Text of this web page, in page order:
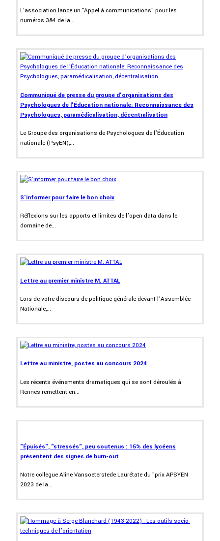
L'association lance un "Appel à communications" pour les
numéros 3&4 de la...
Communiqué de presse du groupe d’organisations des
Psychologues de l’Éducation nationale: Reconnaissance des
Psychologues, paramédicalisation, décentralisation
Le Groupe des organisations de Psychologues de l’Éducation
nationale (PsyEN),...
S'informer pour faire le bon choix
Réflexions sur les apports et limites de l’open data dans le
domaine de...
Lettre au premier ministre M. ATTAL
Lors de votre discours de politique générale devant l’Assemblée
Nationale,...
Lettre au ministre, postes au concours 2024
Les récents événements dramatiques qui se sont déroulés à
Rennes remettent en...
"Épuisés", "stressés", peu soutenus : 15% des lycéens
présentent des signes de burn-out
Notre collegue Aline Vansoeterstede Laurétate du "prix APSYEN
2023 de la...